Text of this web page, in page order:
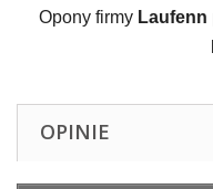
Opony firmy Laufenn
OPINIE